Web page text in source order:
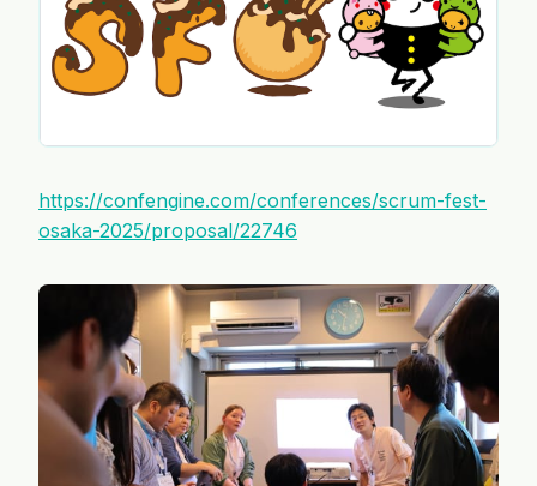
https://confengine.com/conferences/scrum-fest-
osaka-2025/proposal/22746